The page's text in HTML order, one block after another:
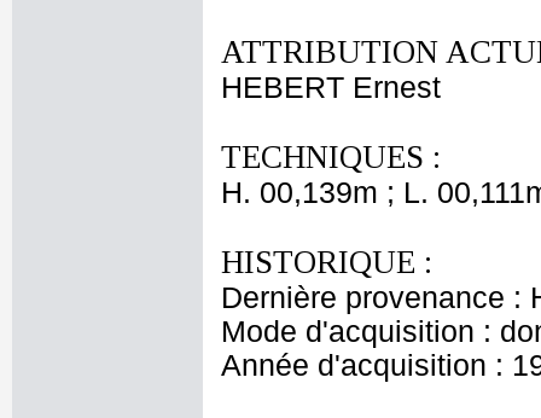
ATTRIBUTION
HEBERT Ernest
TECHNIQUES :
H. 00,139m ; L.
HISTORIQUE :
Dernière provenance :
Mode d'acquisition :
Année d'acquisition :